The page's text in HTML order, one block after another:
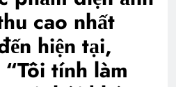
cao nhất
hiện tại,
tính làm